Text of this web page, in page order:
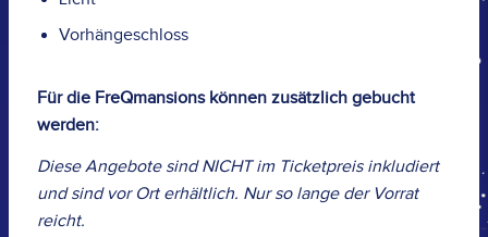
Vorhängeschloss
Für die FreQmansions können zusätzlich gebucht
werden:
Diese Angebote sind NICHT im Ticketpreis inkludiert
und sind vor Ort erhältlich. Nur so lange der Vorrat
reicht.